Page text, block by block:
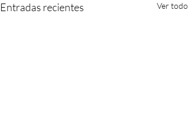
Entradas recientes Ver todo